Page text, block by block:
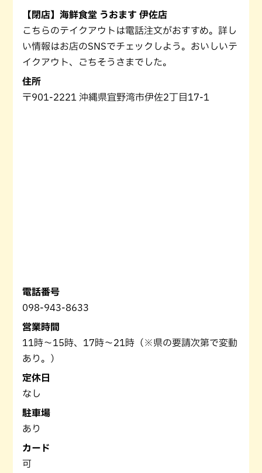
【閉店】海鮮食堂 うおます 伊佐店
こちらのテイクアウトは電話注文がおすすめ。詳し
い情報はお店のSNSでチェックしよう。おいしいテ
イクアウト、ごちそうさまでした。
住所
〒901-2221 沖縄県宜野湾市伊佐2丁目17-1
電話番号
098-943-8633
営業時間
11時～15時、17時～21時（※県の要請次第で変動
あり。）
定休日
なし
駐車場
あり
カード
可